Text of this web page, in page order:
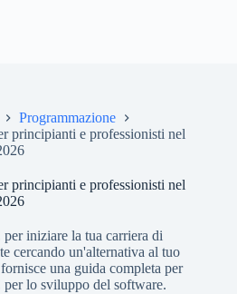
Programmazione
principianti e professionisti nel
principianti e professionisti nel
iniziare la tua carriera di
cercando un'alternativa al tuo
una guida completa per
lo sviluppo del software.